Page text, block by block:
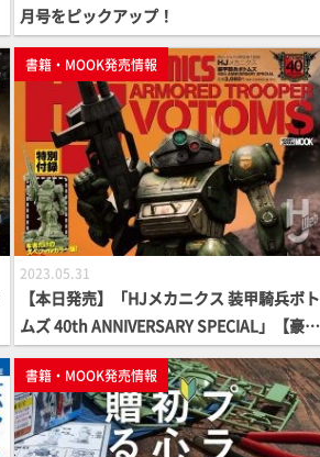
月号をピックアップ！
書籍・MOOK発売情報
2023.05.31
【本日発売】「HJメカニクス 装甲騎兵ボト
ムズ 40th ANNIVERSARY SPECIAL」【豪華
付録つき】
書籍・MOOK発売情報